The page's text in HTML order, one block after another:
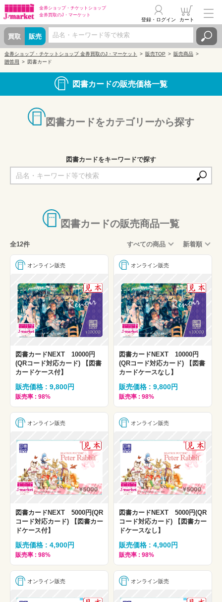
金券ショップ・ チケットショップ
金券買取のJ・マーケット
買取 販売
登録・ログイン カート
金券ショップ・チケットショップ 金券買取のJ・マーケット 販売TOP
販売商品
贈答用
図書カード
図書カードの販売価格一覧
図書カードをカテゴリーから探す
図書カードをキーワードで探す
図書カードの販売商品一覧
全12件 すべての商品 新着順
オンライン販売
図書カードNEXT 10000円
(QRコード対応カード) 【図書
カードケース付】
販売価格 : 9,800円
販売率 : 98%
オンライン販売
図書カードNEXT 10000円
(QRコード対応カード) 【図書
カードケースなし】
販売価格 : 9,800円
販売率 : 98%
オンライン販売
図書カードNEXT 5000円(QR
コード対応カード) 【図書カー
ドケース付】
販売価格 : 4,900円
販売率 : 98%
オンライン販売
図書カードNEXT 5000円(QR
コード対応カード) 【図書カー
ドケースなし】
販売価格 : 4,900円
販売率 : 98%
オンライン販売 オンライン販売